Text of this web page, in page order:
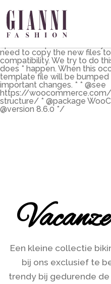
the main shop page which is
template can be overridden
yourtheme/woocommerce/
HOWEVER, on occasion
need to copy the new files
compatibility. We try to do
does * happen. When this
template file will be bumped
important changes. * * @see
https://
structure/ * @package
@version 8.6.0 */
Een kleine collectie
bij ons exclusief te
trendy bij gedurende